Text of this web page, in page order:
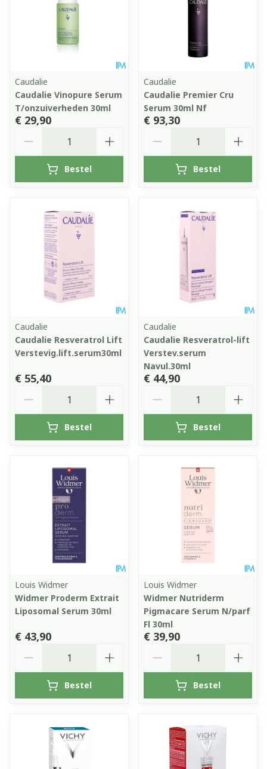
Caudalie
Caudalie Vinopure Serum
T/onzuiverheden 30ml
€ 29,90
Bestel
Caudalie
Caudalie Premier Cru
Serum 30ml Nf
€ 93,30
Bestel
Caudalie
Caudalie Resveratrol Lift
Verstevig.lift.serum30ml
€ 55,40
Bestel
Caudalie
Caudalie Resveratrol-lift
Verstev.serum
Navul.30ml
€ 44,90
Bestel
Louis Widmer
Widmer Proderm Extrait
Liposomal Serum 30ml
€ 43,90
Bestel
Louis Widmer
Widmer Nutriderm
Pigmacare Serum N/parf
Fl 30ml
€ 39,90
Bestel